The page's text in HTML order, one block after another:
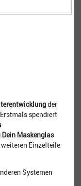
der
spendiert
.
Dein Maskenglas
weiteren Einzelteile
Systemen